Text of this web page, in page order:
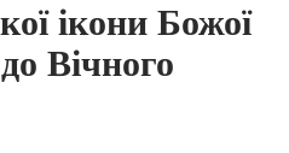
ікони Божої
Вічного